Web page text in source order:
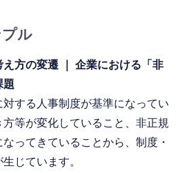
ル
方の変遷 ｜ 企業における「非
題
する人事制度が基準になってい
等が変化していること、非正規
ってきていることから、制度・
じています。